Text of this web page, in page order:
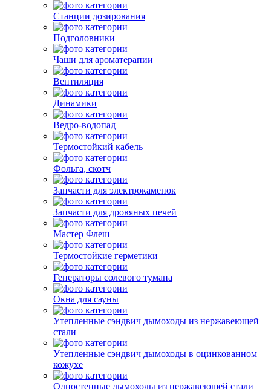
Станции дозирования
Подголовники
Чаши для ароматерапии
Вентиляция
Динамики
Ведро-водопад
Термостойкий кабель
Фольга, скотч
Запчасти для электрокаменок
Запчасти для дровяных печей
Мастер Флеш
Термостойкие герметики
Генераторы солевого тумана
Окна для сауны
Утепленные сэндвич дымоходы из нержавеющей
стали
Утепленные сэндвич дымоходы в оцинкованном
кожухе
Одностенные дымоходы из нержавеющей стали